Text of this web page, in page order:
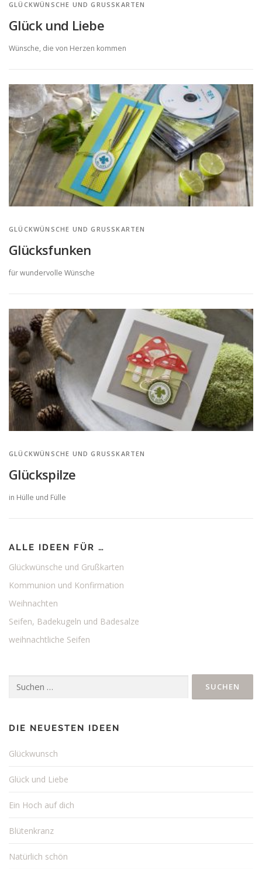
GLÜCKWÜNSCHE UND GRUSSKARTEN
Glück und Liebe
Wünsche, die von Herzen kommen
GLÜCKWÜNSCHE UND GRUSSKARTEN
Glücksfunken
für wundervolle Wünsche
GLÜCKWÜNSCHE UND GRUSSKARTEN
Glückspilze
in Hülle und Fülle
ALLE IDEEN FÜR …
Glückwünsche und Grußkarten
Kommunion und Konfirmation
Weihnachten
Seifen, Badekugeln und Badesalze
weihnachtliche Seifen
nach:
DIE NEUESTEN IDEEN
Glückwunsch
Glück und Liebe
Ein Hoch auf dich
Blütenkranz
Natürlich schön